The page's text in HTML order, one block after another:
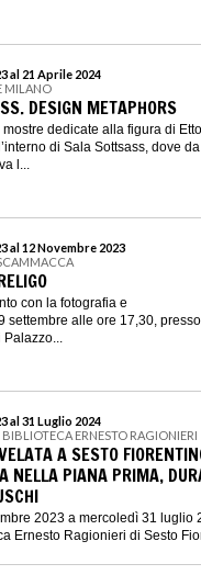
al 21 Aprile 2024
MILANO
DESIGN METAPHORS
dedicate alla figura di
di Sala Sottsass, dove da
l...
al 12 Novembre 2023
con la fotografia e
settembre alle ore 17,30,
al 31 Luglio 2024
| BIBLIOTECA ERNESTO RAGIONIERI
A SESTO
NELLA PIANA PRIMA,
2023 a mercoledì 31 luglio
Ernesto Ragionieri di Sesto